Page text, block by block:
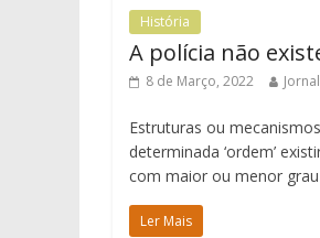
História
A polícia não
8 de Março, 2022
Estruturas ou
determinada ‘ordem’
com maior ou menor
Ler Mais